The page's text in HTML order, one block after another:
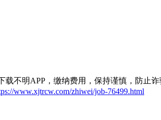
载不明APP，缴纳费用，保持谨慎，防止
www.xjtrcw.com/zhiwei/job-76499.html